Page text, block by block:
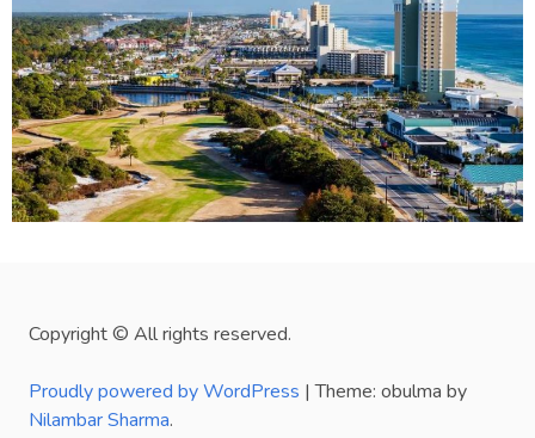
Copyright © All rights reserved.
Proudly powered by WordPress |Theme: obulma by
Nilambar Sharma.